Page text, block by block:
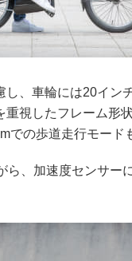
、車輪には20イン
視したフレーム形
での歩道走行モード
ら、加速度センサー